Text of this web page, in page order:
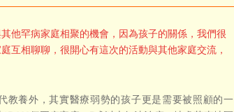
其他罕病家庭相聚的機會，因為孩子的關係，我們很
互相聊聊，很開心有這次的活動與其他家庭交流，
養外，其實醫療弱勢的孩子更是需要被照顧的一